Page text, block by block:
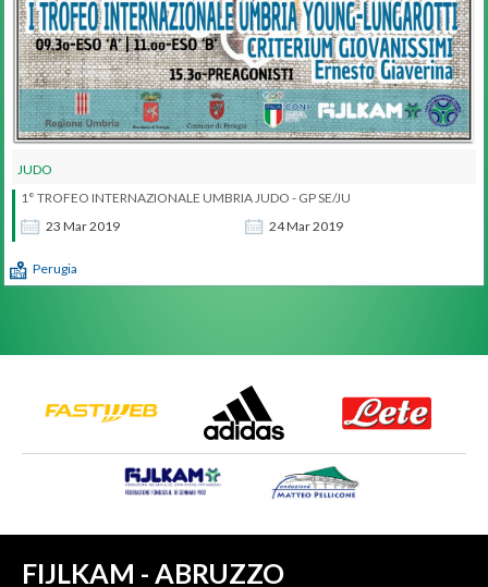
JUDO
23 Mar2019 24Mar2019
1° TROFEO INTERNAZIONALE UMBRIA JUDO - GP SE/JU
Perugia
FIJLKAM - ABRUZZO